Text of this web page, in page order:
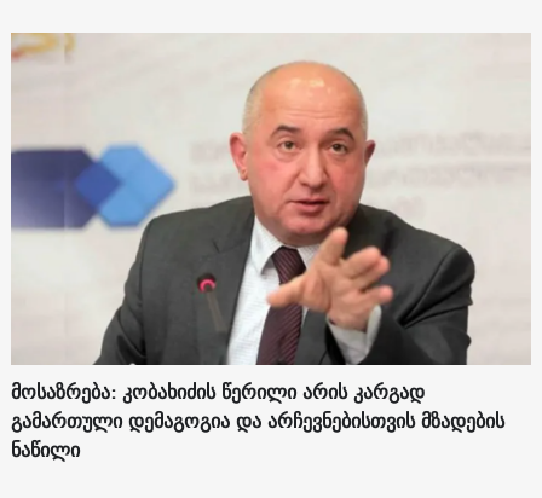
მოსაზრება: კობახიძის წერილი არის კარგად
გამართული დემაგოგია და არჩევნებისთვის მზადების
ნაწილი